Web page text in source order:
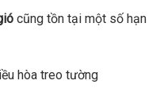
cũng tồn tại một số hạn
hòa treo tường